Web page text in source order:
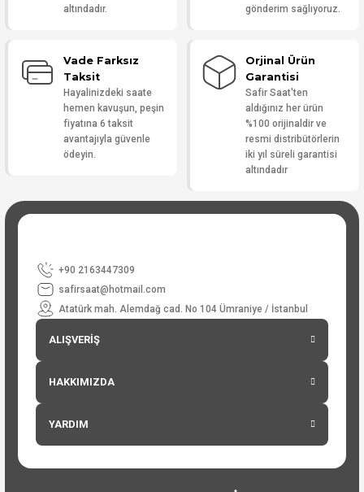
f... t... | 19/06/2026
Yorum Yaz
altındadır.
gönderim sağlıyoruz.
Vade Farksız
Taksit
Hayalinizdeki saate
hemen kavuşun, peşin
fiyatına 6 taksit
avantajıyla güvenle
ödeyin.
Orjinal Ürün
Garantisi
Safir Saat'ten
aldığınız her ürün
%100 orijinaldir ve
resmi distribütörlerin
iki yıl süreli garantisi
altındadır
+90 2163447309
safirsaat@hotmail.com
Atatürk mah. Alemdağ cad. No 104 Ümraniye / İstanbul
ALIŞVERİŞ
HAKKIMIZDA
YARDIM